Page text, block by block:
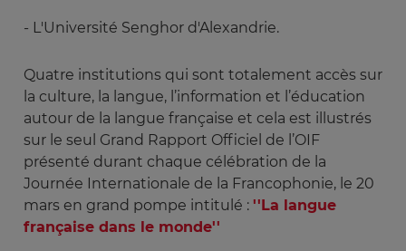
- L'Université Senghor d'Alexandrie.
Quatre institutions qui sont totalement accès sur
la culture, la langue, l’information et l’éducation
autour de la langue française et cela est illustrés
sur le seul Grand Rapport Officiel de l’OIF
présenté durant chaque célébration de la
Journée Internationale de la Francophonie, le 20
mars en grand pompe intitulé : ''La langue
française dans le monde''